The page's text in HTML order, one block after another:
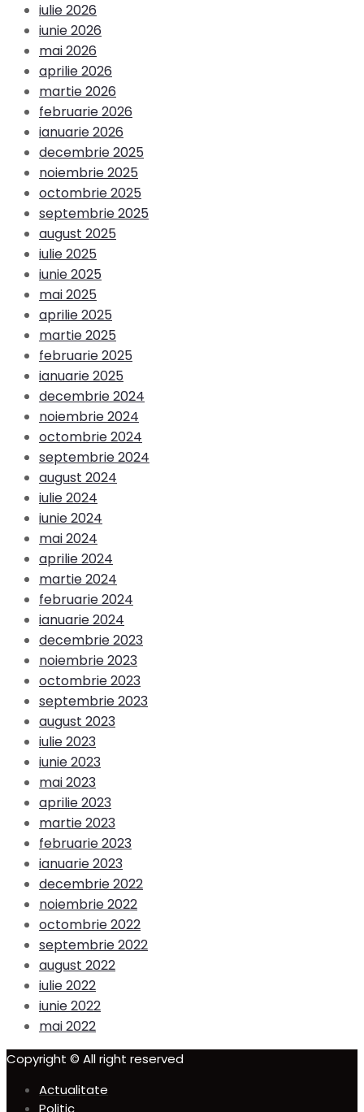
iulie 2026
iunie 2026
mai 2026
aprilie 2026
martie 2026
februarie 2026
ianuarie 2026
decembrie 2025
noiembrie 2025
octombrie 2025
septembrie 2025
august 2025
iulie 2025
iunie 2025
mai 2025
aprilie 2025
martie 2025
februarie 2025
ianuarie 2025
decembrie 2024
noiembrie 2024
octombrie 2024
septembrie 2024
august 2024
iulie 2024
iunie 2024
mai 2024
aprilie 2024
martie 2024
februarie 2024
ianuarie 2024
decembrie 2023
noiembrie 2023
octombrie 2023
septembrie 2023
august 2023
iulie 2023
iunie 2023
mai 2023
aprilie 2023
martie 2023
februarie 2023
ianuarie 2023
decembrie 2022
noiembrie 2022
octombrie 2022
septembrie 2022
august 2022
iulie 2022
iunie 2022
mai 2022
Copyright © All right reserved
Actualitate
Politic